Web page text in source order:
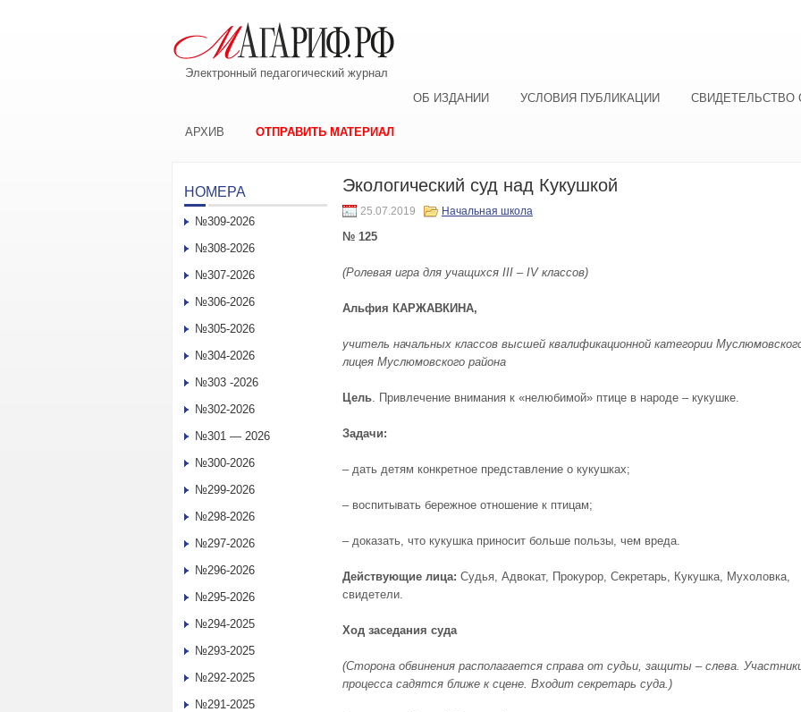
Электронный педагогический журнал
ОБ ИЗДАНИИ
УСЛОВИЯ ПУБЛИКАЦИИ СВИДЕТЕЛЬСТВО
АРХИВ ОТПРАВИТЬ МАТЕРИАЛ
Экологический суд над Кукушкой
25.07.2019 Начальная школа
№ 125
(Ролевая игра для учащихся III – IV классов)
Альфия КАРЖАВКИНА,
учитель начальных классов высшей квалификационной категории
лицея Муслюмовского района
Цель. Привлечение внимания к «нелюбимой» птице в народе – кукушке.
Задачи:
– дать детям конкретное представление о кукушках;
– воспитывать бережное отношение к птицам;
– доказать, что кукушка приносит больше пользы, чем вреда.
Действующие лица: Судья, Адвокат, Прокурор, Секретарь, Кукушка, Мухоловка,
свидетели.
Ход заседания суда
(Сторона обвинения располагается справа от судьи, защиты – слева.
процесса садятся ближе к сцене. Входит секретарь суда.)
НОМЕРА
№309-2026
№308-2026
№307-2026
№306-2026
№305-2026
№304-2026
№303 -2026
№302-2026
№301 — 2026
№300-2026
№299-2026
№298-2026
№297-2026
№296-2026
№295-2026
№294-2025
№293-2025
№292-2025
№291-2025